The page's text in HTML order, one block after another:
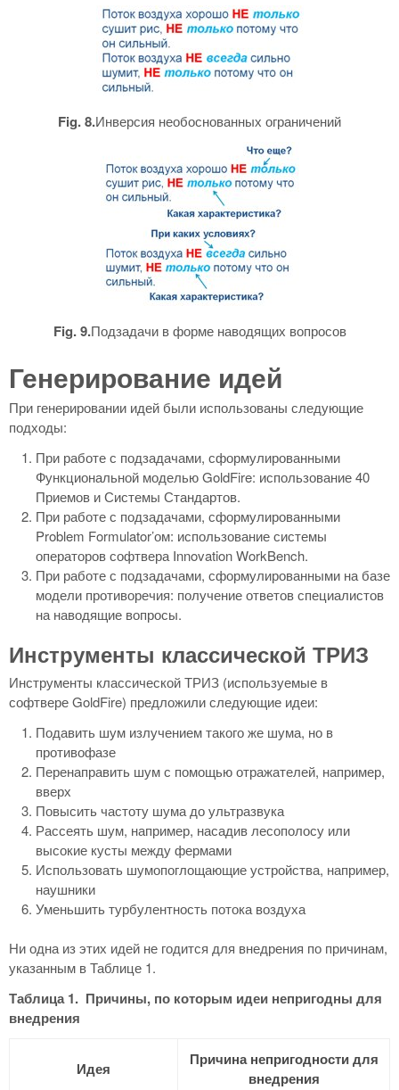
Fig. 8.Инверсия необоснованных ограничений
Fig. 9.Подзадачи в форме наводящих вопросов
Генерирование идей
При генерировании идей были использованы следующие
подходы:
При работе с подзадачами, сформулированными
Функциональной моделью GoldFire: использование 40
Приемов и Системы Стандартов.
При работе с подзадачами, сформулированными
Problem Formulator’ом: использование системы
операторов софтвера Innovation WorkBench.
При работе с подзадачами, сформулированными на базе
модели противоречия: получение ответов специалистов
на наводящие вопросы.
Инструменты классической ТРИЗ
Инструменты классической ТРИЗ (используемые в
софтвере GoldFire) предложили следующие идеи:
Подавить шум излучением такого же шума, но в
противофазе
Перенаправить шум с помощью отражателей, например,
вверх
Повысить частоту шума до ультразвука
Рассеять шум, например, насадив лесополосу или
высокие кусты между фермами
Использовать шумопоглощающие устройства, например,
наушники
Уменьшить турбулентность потока воздуха
Ни одна из этих идей не годится для внедрения по причинам,
указанным в Таблице 1.
Таблица 1. Причины, по которым идеи непригодны для
внедрения
Идея
Причина непригодности для
внедрения